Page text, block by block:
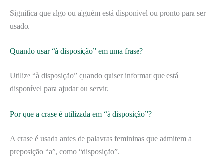
Significa que algo ou alguém está disponível ou pronto para ser
usado.
Quando usar “à disposição” em uma frase?
Utilize “à disposição” quando quiser informar que está
disponível para ajudar ou servir.
Por que a crase é utilizada em “à disposição”?
A crase é usada antes de palavras femininas que admitem a
preposição “a”, como “disposição”.